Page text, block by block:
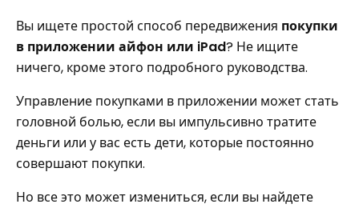
Вы ищете простой способ передвижения покупки
в приложении айфон или iPad? Не ищите
ничего, кроме этого подробного руководства.
Управление покупками в приложении может стать
головной болью, если вы импульсивно тратите
деньги или у вас есть дети, которые постоянно
совершают покупки.
Но все это может измениться, если вы найдете